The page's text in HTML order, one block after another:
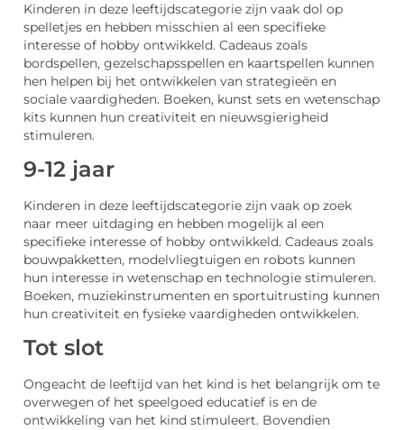
Kinderen in deze leeftijdscategorie zijn vaak dol op
spelletjes en hebben misschien al een specifieke
interesse of hobby ontwikkeld. Cadeaus zoals
bordspellen, gezelschapsspellen en kaartspellen kunnen
hen helpen bij het ontwikkelen van strategieën en
sociale vaardigheden. Boeken, kunst sets en wetenschap
kits kunnen hun creativiteit en nieuwsgierigheid
stimuleren.
9-12 jaar
Kinderen in deze leeftijdscategorie zijn vaak op zoek
naar meer uitdaging en hebben mogelijk al een
specifieke interesse of hobby ontwikkeld. Cadeaus zoals
bouwpakketten, modelvliegtuigen en robots kunnen
hun interesse in wetenschap en technologie stimuleren.
Boeken, muziekinstrumenten en sportuitrusting kunnen
hun creativiteit en fysieke vaardigheden ontwikkelen.
Tot slot
Ongeacht de leeftijd van het kind is het belangrijk om te
overwegen of het speelgoed educatief is en de
ontwikkeling van het kind stimuleert. Bovendien